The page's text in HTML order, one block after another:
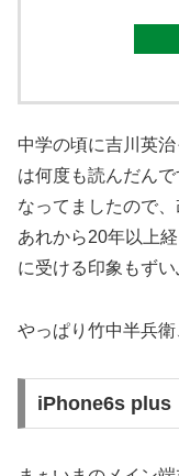
中学の頃に吉川英
は何度も読んだん
なってましたので
あれから20年以上
に受ける印象もずい
やっぱり竹中半兵衛
iPhone6s plus